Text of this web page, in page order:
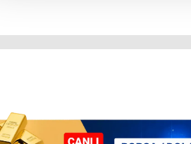
uygun olarak kullanılan